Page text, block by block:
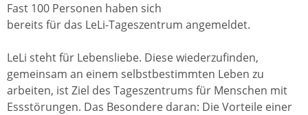
Fast 100 Personen haben sich
bereits für das LeLi-Tageszentrum angemeldet.
LeLi steht für Lebensliebe. Diese wiederzufinden,
gemeinsam an einem selbstbestimmten Leben zu
arbeiten, ist Ziel des Tageszentrums für Menschen mit
Essstörungen. Das Besondere daran: Die Vorteile einer